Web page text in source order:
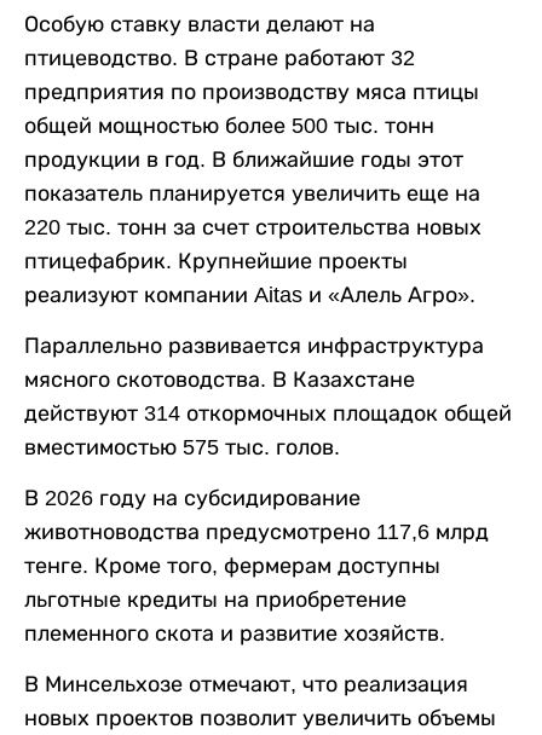
Особую ставку власти делают на
птицеводство. В стране работают 32
предприятия по производству мяса птицы
общей мощностью более 500 тыс. тонн
продукции в год. В ближайшие годы этот
показатель планируется увеличить еще на
220 тыс. тонн за счет строительства новых
птицефабрик. Крупнейшие проекты
реализуют компании Aitas и «Алель Агро».
Параллельно развивается инфраструктура
мясного скотоводства. В Казахстане
действуют 314 откормочных площадок общей
вместимостью 575 тыс. голов.
В 2026 году на субсидирование
животноводства предусмотрено 117,6 млрд
тенге. Кроме того, фермерам доступны
льготные кредиты на приобретение
племенного скота и развитие хозяйств.
В Минсельхозе отмечают, что реализация
новых проектов позволит увеличить объемы